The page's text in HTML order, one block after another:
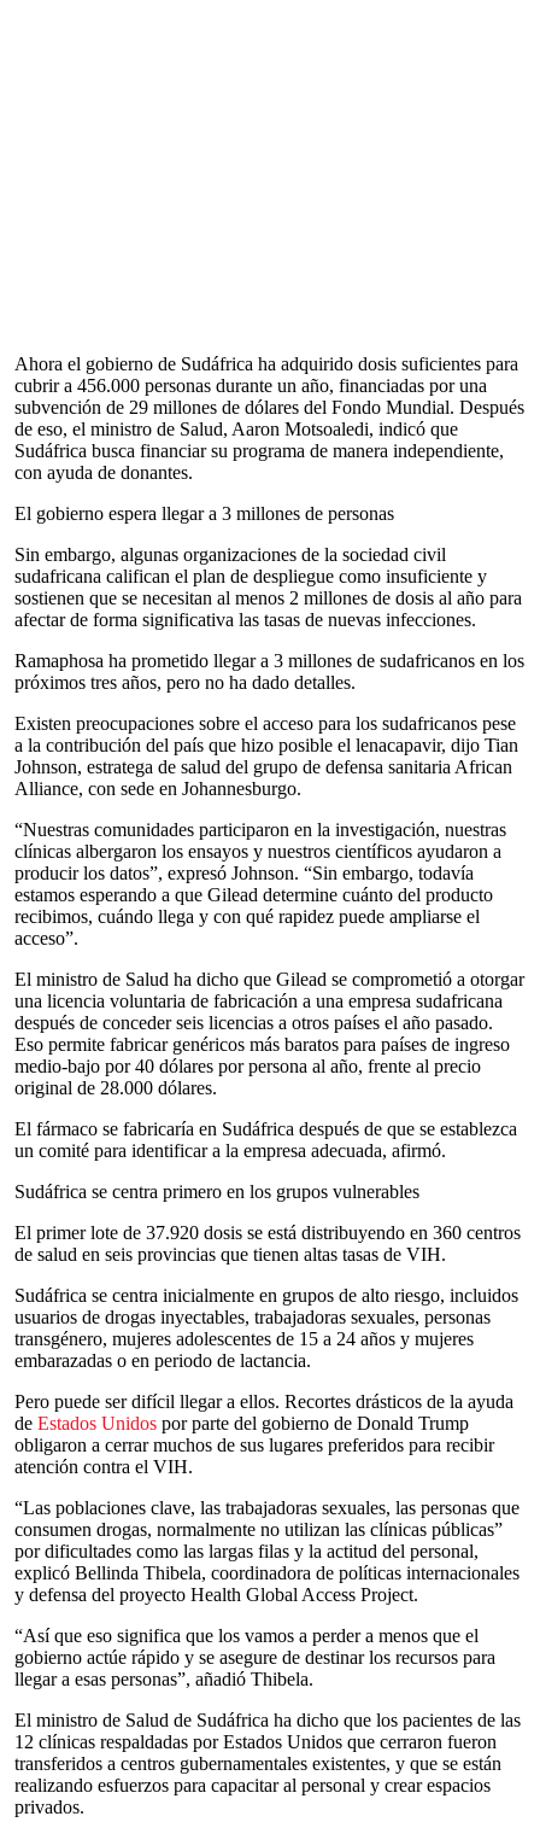
Ahora el gobierno de Sudáfrica ha adquirido dosis suficientes para
cubrir a 456.000 personas durante un año, financiadas por una
subvención de 29 millones de dólares del Fondo Mundial. Después
de eso, el ministro de Salud, Aaron Motsoaledi, indicó que
Sudáfrica busca financiar su programa de manera independiente,
con ayuda de donantes.
El gobierno espera llegar a 3 millones de personas
Sin embargo, algunas organizaciones de la sociedad civil
sudafricana califican el plan de despliegue como insuficiente y
sostienen que se necesitan al menos 2 millones de dosis al año para
afectar de forma significativa las tasas de nuevas infecciones.
Ramaphosa ha prometido llegar a 3 millones de sudafricanos en los
próximos tres años, pero no ha dado detalles.
Existen preocupaciones sobre el acceso para los sudafricanos pese
a la contribución del país que hizo posible el lenacapavir, dijo Tian
Johnson, estratega de salud del grupo de defensa sanitaria African
Alliance, con sede en Johannesburgo.
“Nuestras comunidades participaron en la investigación, nuestras
clínicas albergaron los ensayos y nuestros científicos ayudaron a
producir los datos”, expresó Johnson. “Sin embargo, todavía
estamos esperando a que Gilead determine cuánto del producto
recibimos, cuándo llega y con qué rapidez puede ampliarse el
acceso”.
El ministro de Salud ha dicho que Gilead se comprometió a otorgar
una licencia voluntaria de fabricación a una empresa sudafricana
después de conceder seis licencias a otros países el año pasado.
Eso permite fabricar genéricos más baratos para países de ingreso
medio-bajo por 40 dólares por persona al año, frente al precio
original de 28.000 dólares.
El fármaco se fabricaría en Sudáfrica después de que se establezca
un comité para identificar a la empresa adecuada, afirmó.
Sudáfrica se centra primero en los grupos vulnerables
El primer lote de 37.920 dosis se está distribuyendo en 360 centros
de salud en seis provincias que tienen altas tasas de VIH.
Sudáfrica se centra inicialmente en grupos de alto riesgo, incluidos
usuarios de drogas inyectables, trabajadoras sexuales, personas
transgénero, mujeres adolescentes de 15 a 24 años y mujeres
embarazadas o en periodo de lactancia.
Pero puede ser difícil llegar a ellos. Recortes drásticos de la ayuda
de Estados Unidos por parte del gobierno de Donald Trump
obligaron a cerrar muchos de sus lugares preferidos para recibir
atención contra el VIH.
“Las poblaciones clave, las trabajadoras sexuales, las personas que
consumen drogas, normalmente no utilizan las clínicas públicas”
por dificultades como las largas filas y la actitud del personal,
explicó Bellinda Thibela, coordinadora de políticas internacionales
y defensa del proyecto Health Global Access Project.
“Así que eso significa que los vamos a perder a menos que el
gobierno actúe rápido y se asegure de destinar los recursos para
llegar a esas personas”, añadió Thibela.
El ministro de Salud de Sudáfrica ha dicho que los pacientes de las
12 clínicas respaldadas por Estados Unidos que cerraron fueron
transferidos a centros gubernamentales existentes, y que se están
realizando esfuerzos para capacitar al personal y crear espacios
privados.